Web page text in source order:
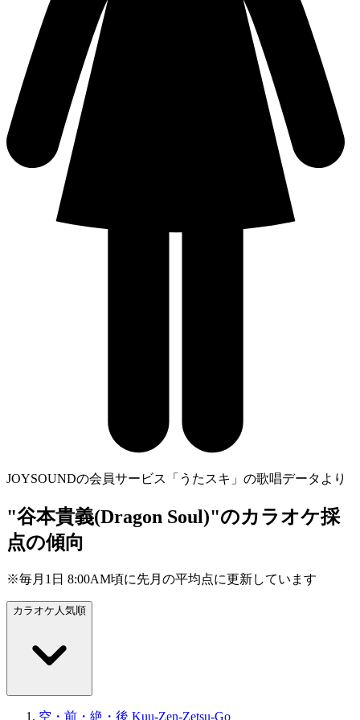
JOYSOUNDの会員サービス「うたスキ」の歌唱データより
"谷本貴義(Dragon Soul)"のカラオケ採
点の傾向
※毎月1日 8:00AM頃に先月の平均点に更新しています
カラオケ人気順
空・前・絶・後 Kuu-Zen-Zetsu-Go